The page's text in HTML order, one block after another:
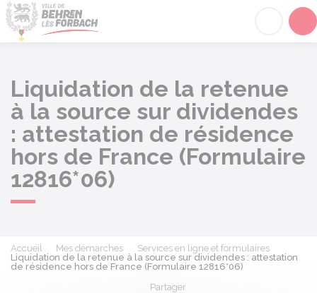
Liquidation de la retenue
à la source sur dividendes
: attestation de résidence
hors de France (Formulaire
12816*06)
Accueil Mes démarches
Services en ligne et formulaires
Liquidation de la retenue à la source sur dividendes : attestation
de résidence hors de France (Formulaire 12816*06)
Partager